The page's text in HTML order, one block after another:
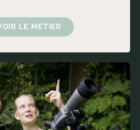
LE MÉTIER